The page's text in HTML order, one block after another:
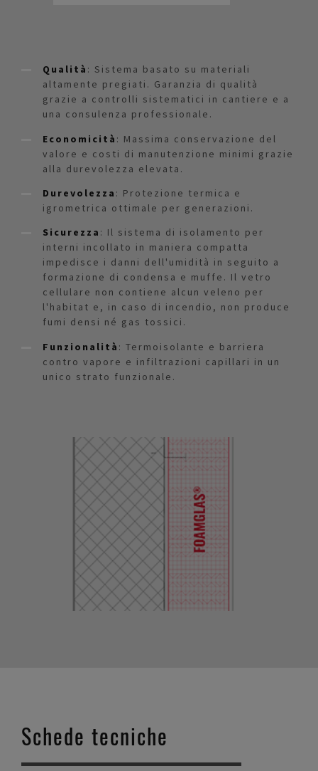
Qualità : Sistema basato su materiali
altamente pregiati. Garanzia di qualità
grazie a controlli sistematici in cantiere e a
una consulenza professionale.
Economicità : Massima conservazione del
valore e costi di manutenzione minimi grazie
alla durevolezza elevata.
Durevolezza : Protezione termica e
igrometrica ottimale per generazioni.
Sicurezza : Il sistema di isolamento per
interni incollato in maniera compatta
impedisce i danni dell'umidità in seguito a
formazione di condensa e muffe. Il vetro
cellulare non contiene alcun veleno per
l'habitat e, in caso di incendio, non produce
fumi densi né gas tossici.
Funzionalità : Termoisolante e barriera
contro vapore e infiltrazioni capillari in un
unico strato funzionale.
Schede tecniche